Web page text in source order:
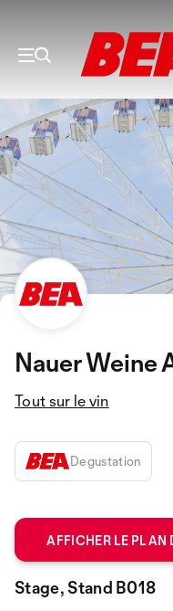
Nauer Weine
Tout sur le vin
Degustation
AFFICHER LE PLAN
Stage, Stand B018